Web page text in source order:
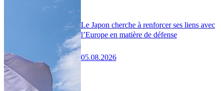
Le Japon cherche à renforcer ses liens avec
l’Europe en matière de défense
05.08.2026